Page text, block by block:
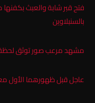
فتح قبر شابة والعبث
بالسنبلاوين
مشهد مرعب صور توثق لحظة
عاجل قبل ظهورهما الأول